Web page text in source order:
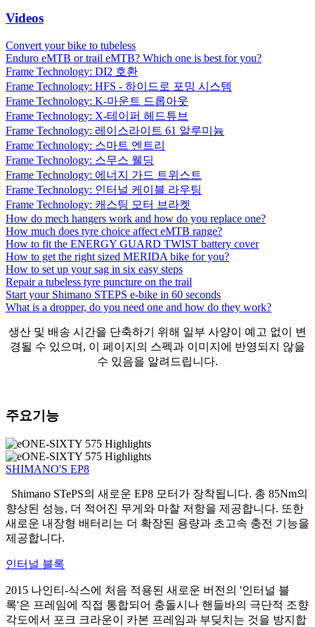
Videos
Convert your bike to tubeless
Enduro eMTB or trail eMTB? Which one is best for you?
Frame Technology: DI2 호환
Frame Technology: HFS - 하이드로 포밍 시스템
Frame Technology: K-마운트 드롭아웃
Frame Technology: X-테이퍼 헤드튜브
Frame Technology: 레이스라이트 61 알루미늄
Frame Technology: 스마트 엔트리
Frame Technology: 스무스 웰딩
Frame Technology: 에너지 가드 트위스트
Frame Technology: 인터널 케이블 라우팅
Frame Technology: 캐스팅 모터 브라켓
How do mech hangers work and how do you replace one?
How much does tyre choice affect eMTB range?
How to fit the ENERGY GUARD TWIST battery cover
How to get the right sized MERIDA bike for you?
How to set up your sag in six easy steps
Repair a tubeless tyre puncture on the trail
Start your Shimano STEPS e-bike in 60 seconds
What is a dropper, do you need one and how do they work?
생산 및 배송 시간을 단축하기 위해 일부 사양이 예고 없이 변
경될 수 있으며, 이 페이지의 스펙과 이미지에 반영되지 않을
수 있음을 알려드립니다.
주요기능
SHIMANO'S EP8
Shimano STePS의 새로운 EP8 모터가 장착됩니다. 총 85Nm의
향상된 성능, 더 적어진 무게와 마찰 저항을 제공합니다. 또한
새로운 내장형 배터리는 더 확장된 용량과 초고속 충전 기능을
제공합니다.
인터널 블록
2015 나인티-식스에 처음 적용된 새로운 버전의 '인터널 블
록'은 프레임에 직접 통합되어 충돌시나 핸들바의 극단적 조향
각도에서 포크 크라운이 카본 프레임과 부딪치는 것을 방지합